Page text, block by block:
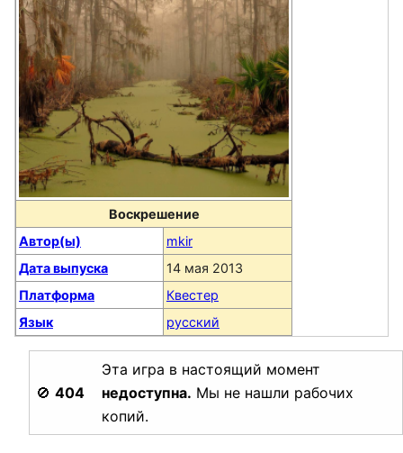
Воскрешение
Автор(ы)
mkir
Дата выпуска
14 мая 2013
Платформа
Квестер
Язык
русский
🚫 404
Эта игра в настоящий момент
недоступна. Мы не нашли рабочих
копий.